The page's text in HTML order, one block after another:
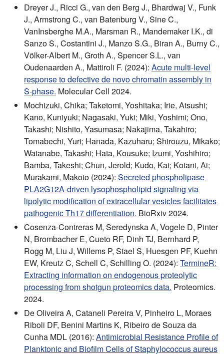
Dreyer J., Ricci G., van den Berg J., Bhardwaj V., Funk
J., Armstrong C., van Batenburg V., Sine C.,
VanInsberghe M.A., Marsman R., Mandemaker I.K., di
Sanzo S., Costantini J., Manzo S.G., Biran A., Burny C.,
Völker-Albert M., Groth A., Spencer S.L., van
Oudenaarden A., Mattiroli F. (2024): Acute multi-level
response to defective de novo chromatin assembly in
S-phase. Molecular Cell 2024.
Mochizuki, Chika; Taketomi, Yoshitaka; Irie, Atsushi;
Kano, Kuniyuki; Nagasaki, Yuki; Miki, Yoshimi; Ono,
Takashi; Nishito, Yasumasa; Nakajima, Takahiro;
Tomabechi, Yuri; Hanada, Kazuharu; Shirouzu, Mikako;
Watanabe, Takashi; Hata, Kousuke; Izumi, Yoshihiro;
Bamba, Takeshi; Chun, Jerold; Kudo, Kai; Kotani, Ai;
Murakami, Makoto (2024): Secreted phospholipase
PLA2G12A-driven lysophospholipid signaling via
lipolytic modification of extracellular vesicles facilitates
pathogenic Th17 differentiation. BioRxiv 2024.
Cosenza-Contreras M, Seredynska A, Vogele D, Pinter
N, Brombacher E, Cueto RF, Dinh TJ, Bernhard P,
Rogg M, Liu J, Willems P, Stael S, Huesgen PF, Kuehn
EW, Kreutz C, Schell C, Schilling O. (2024): TermineR:
Extracting information on endogenous proteolytic
processing from shotgun proteomics data. Proteomics.
2024.
De Oliveira A, Cataneli Pereira V, Pinheiro L, Moraes
Riboli DF, Benini Martins K, Ribeiro de Souza da
Cunha MDL (2016): Antimicrobial Resistance Profile of
Planktonic and Biofilm Cells of Staphylococcus aureus